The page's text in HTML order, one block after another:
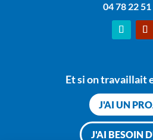
04 78 22
Et si on travaillait
J'AI UN
J'AI BESOIN